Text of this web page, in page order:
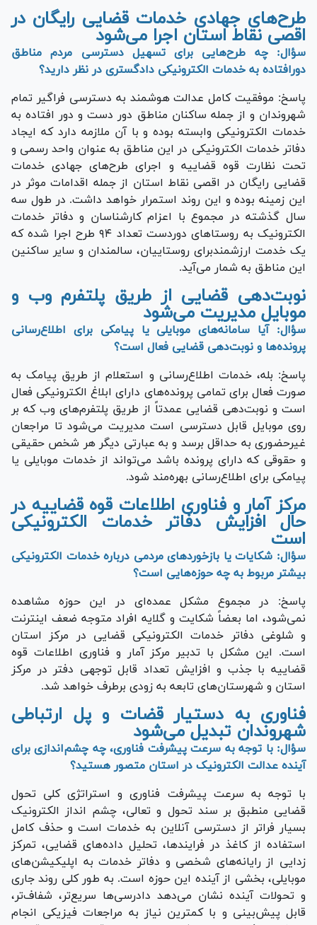
طرح‌های جهادی خدمات قضایی رایگان در
اقصی نقاط استان اجرا می‌شود
سؤال: چه طرح‌هایی برای تسهیل دسترسی مردم مناطق
دورافتاده به خدمات الکترونیکی دادگستری در نظر دارید؟
پاسخ: موفقیت کامل عدالت هوشمند به دسترسی فراگیر تمام
شهروندان و از جمله ساکنان مناطق دور دست و دور افتاده به
خدمات الکترونیکی وابسته بوده و با آن ملازمه دارد که ایجاد
دفاتر خدمات الکترونیکی در این مناطق به عنوان واحد رسمی و
تحت نظارت قوه قضاییه و اجرای طرح‌های جهادی خدمات
قضایی رایگان در اقصی نقاط استان از جمله اقدامات موثر در
این زمینه بوده و این روند استمرار خواهد داشت. در طول سه
سال گذشته در مجموع با اعزام کارشناسان و دفاتر خدمات
الکترونیک به روستا‌های دوردست تعداد ۹۴ طرح اجرا شده که
یک خدمت ارزشمندبرای روستاییان، سالمندان و سایر ساکنین
این مناطق به شمار می‌آید.
نوبت‌دهی قضایی از طریق پلتفرم وب و
موبایل مدیریت می‌شود
سؤال: آیا سامانه‌های موبایلی یا پیامکی برای اطلاع‌رسانی
پرونده‌ها و نوبت‌دهی قضایی فعال است؟
پاسخ: بله، خدمات اطلاع‌رسانی و استعلام از طریق پیامک به
صورت فعال برای تمامی پرونده‌های دارای ابلاغ الکترونیکی فعال
است و نوبت‌دهی قضایی عمدتاً از طریق پلتفرم‌های وب که بر
روی موبایل قابل دسترسی است مدیریت می‌شود تا مراجعان
غیرحضوری به حداقل برسد و به عبارتی دیگر هر شخص حقیقی
و حقوقی که دارای پرونده باشد می‌تواند از خدمات موبایلی یا
پیامکی برای اطلاع‌رسانی بهره‌مند شود.
مرکز آمار و فناوری اطلاعات قوه قضاییه در
حال افزایش دفاتر خدمات الکترونیکی
است
سؤال: شکایات یا بازخورد‌های مردمی درباره خدمات الکترونیکی
بیشتر مربوط به چه حوزه‌هایی است؟
پاسخ: در مجموع مشکل عمده‌ای در این حوزه مشاهده
نمی‌شود، اما بعضاً شکایت و گلایه افراد متوجه ضعف اینترنت
و شلوغی دفاتر خدمات الکترونیکی قضایی در مرکز استان
است. این مشکل با تدبیر مرکز آمار و فناوری اطلاعات قوه
قضاییه با جذب و افزایش تعداد قابل توجهی دفتر در مرکز
استان و شهرستان‌های تابعه به زودی برطرف خواهد شد.
فناوری به دستیار قضات و پل ارتباطی
شهروندان تبدیل می‌شود
سؤال: با توجه به سرعت پیشرفت فناوری، چه چشم‌اندازی برای
آینده عدالت الکترونیک در استان متصور هستید؟
با توجه به سرعت پیشرفت فناوری و استراتژی کلی تحول
قضایی منطبق بر سند تحول و تعالی، چشم انداز الکترونیک
بسیار فراتر از دسترسی آنلاین به خدمات است و حذف کامل
استفاده از کاغذ در فرایندها، تحلیل داده‌های قضایی، تمرکز
زدایی از رایانه‌های شخصی و دفاتر خدمات به اپلیکیشن‌های
موبایلی، بخشی از آینده این حوزه است. به طور کلی روند جاری
و تحولات آینده نشان می‌دهد دادرسی‌ها سریع‌تر، شفاف‌تر،
قابل پیش‌بینی و با کمترین نیاز به مراجعات فیزیکی انجام